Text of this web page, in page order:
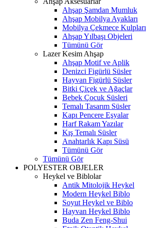
Ahşap Şamdan Mumluk
Ahşap Mobilya Ayakları
Mobilya Çekmece Kulpları
Ahşap Yılbaşı Objeleri
Tümünü Gör
Lazer Kesim Ahşap
Ahşap Motif ve Aplik
Denizci Figürlü Süsler
Hayvan Figürlü Süsler
Bitki Çiçek ve Ağaçlar
Bebek Çocuk Süsleri
Temalı Tasarım Süsler
Kapı Pencere Eşyalar
Harf Rakam Yazılar
Kış Temalı Süsler
Anahtarlık Kapı Süsü
Tümünü Gör
Tümünü Gör
POLYESTER OBJELER
Heykel ve Biblolar
Antik Mitolojik Heykel
Modern Heykel Biblo
Soyut Heykel ve Biblo
Hayvan Heykel Biblo
Buda Zen Feng-Shui